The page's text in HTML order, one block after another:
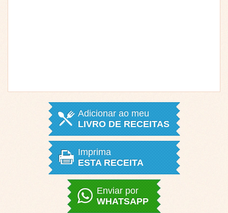
Adicionar ao meu
LIVRO DE RECEITAS
Imprima
ESTA RECEITA
Enviar por
WHATSAPP